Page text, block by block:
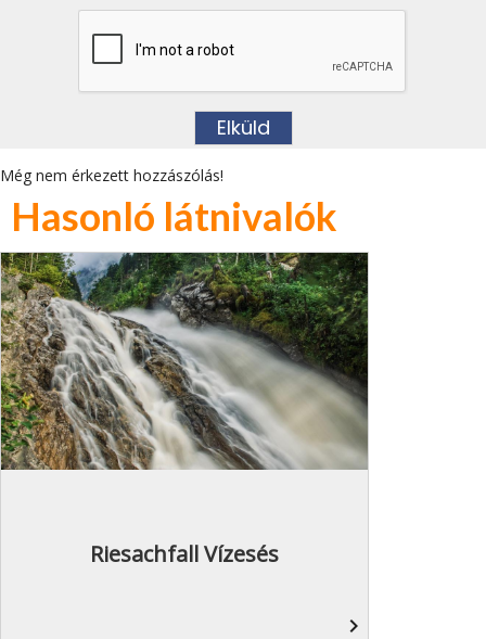
Még nem érkezett hozzászólás!
Hasonló látnivalók
Riesachfall Vízesés
navigate_next